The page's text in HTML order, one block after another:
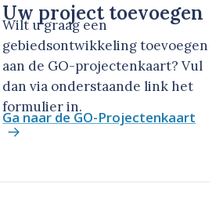
Uw project toevoegen
Wilt u graag een
gebiedsontwikkeling toevoegen
aan de GO-projectenkaart? Vul
dan via onderstaande link het
formulier in.
Ga naar de GO-Projectenkaart